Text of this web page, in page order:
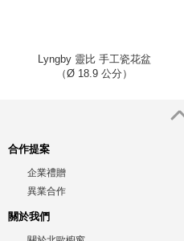
Lyngby 靈比 手工瓷花盆
（Ø 18.9 公分）
合作提案
企業禮贈
異業合作
關於我們